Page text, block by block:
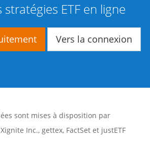
stratégies ETF en ligne
Vers la connexion
sont mises à disposition par
Xignite Inc., gettex, FactSet et justETF